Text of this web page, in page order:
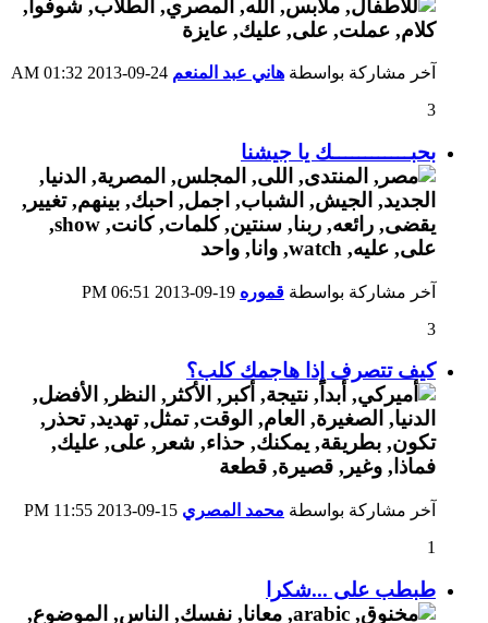
آخر مشاركة بواسطة هاني عبد المنعم
01:32 AM
3
بحبــــــــــــك يا جيشنا
آخر مشاركة بواسطة قموره
06:51 PM
3
كيف تتصرف إذا هاجمك كلب؟
آخر مشاركة بواسطة محمد المصري
11:55 PM
1
طبطب على ...شكرا